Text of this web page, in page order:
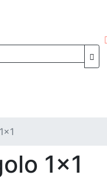
1x1